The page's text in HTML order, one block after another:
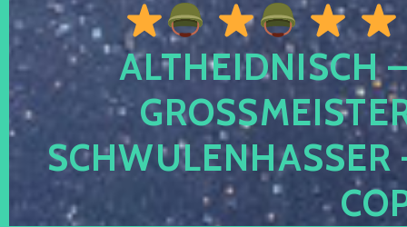
ALTHEIDNISCH
CHWULENHASSER